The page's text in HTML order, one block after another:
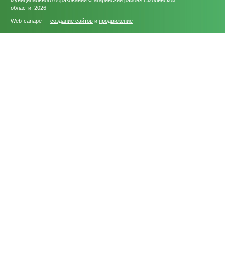
области, 2026
Web-canape — создание сайтов и продвижение